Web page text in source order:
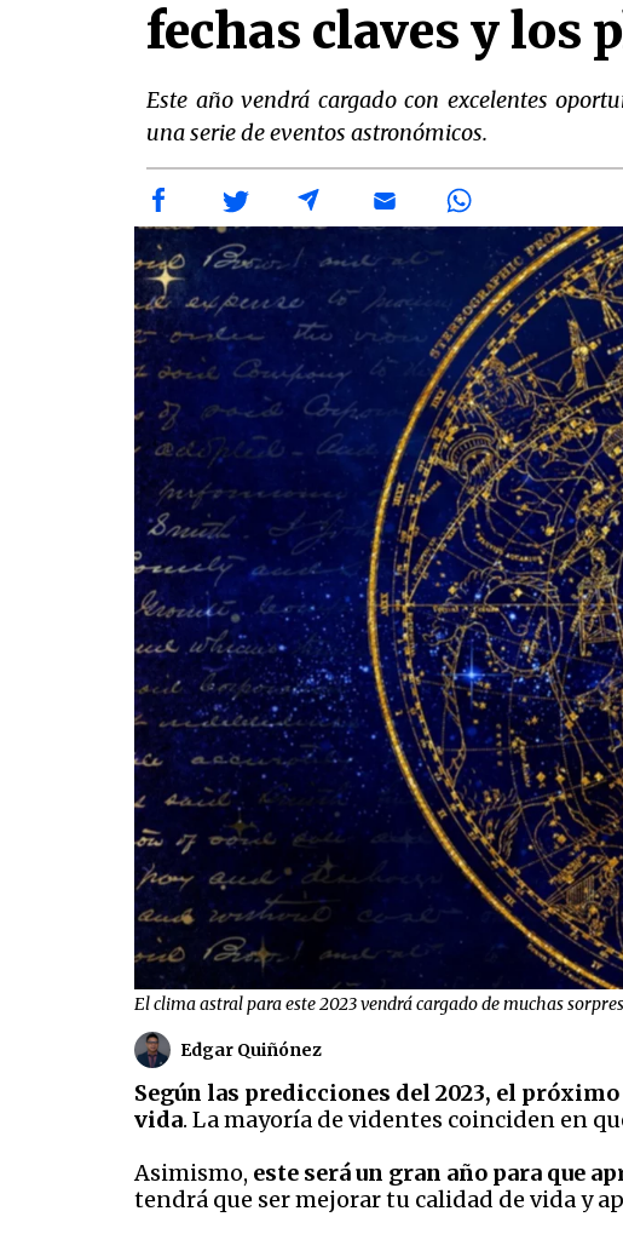
fechas claves y los
Este año vendrá cargado con excelentes
una serie de eventos astronómicos.
El clima astral para este 2023 vendrá cargado de muchas
Edgar Quiñónez
Según las predicciones del 2023, el
vida. La mayoría de videntes coinciden en
Asimismo, este será un gran año para que
tendrá que ser mejorar tu calidad de vida y